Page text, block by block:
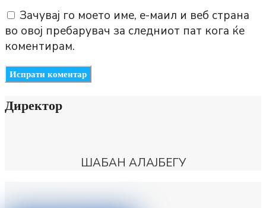
Зачувај го моето име, е-маил и веб страна
во овој пребарувач за следниот пат кога ќе
коментирам.
Директор
ШАБАН АЛАЈБЕГУ